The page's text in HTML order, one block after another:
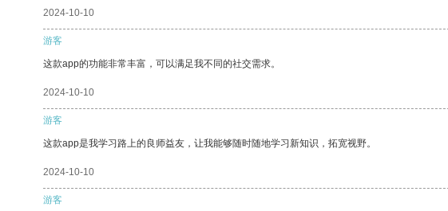
2024-10-10
游客
这款app的功能非常丰富，可以满足我不同的社交需求。
2024-10-10
游客
这款app是我学习路上的良师益友，让我能够随时随地学习新知识，拓宽视野。
2024-10-10
游客